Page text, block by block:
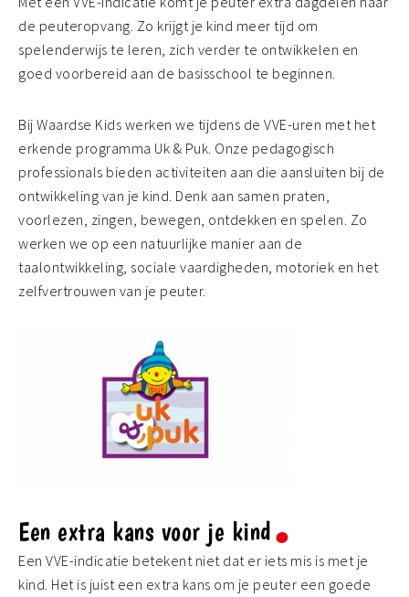
de peuteropvang. Zo krijgt je kind meer tijd om
spelenderwijs te leren, zich verder te ontwikkelen en
goed voorbereid aan de basisschool te beginnen.
Bij Waardse Kids werken we tijdens de VVE-uren met het
erkende programma Uk & Puk. Onze pedagogisch
professionals bieden activiteiten aan die aansluiten bij de
ontwikkeling van je kind. Denk aan samen praten,
voorlezen, zingen, bewegen, ontdekken en spelen. Zo
werken we op een natuurlijke manier aan de
taalontwikkeling, sociale vaardigheden, motoriek en het
zelfvertrouwen van je peuter.
Een extra kans voor je kind
Een VVE-indicatie betekent niet dat er iets mis is met je
kind. Het is juist een extra kans om je peuter een goede